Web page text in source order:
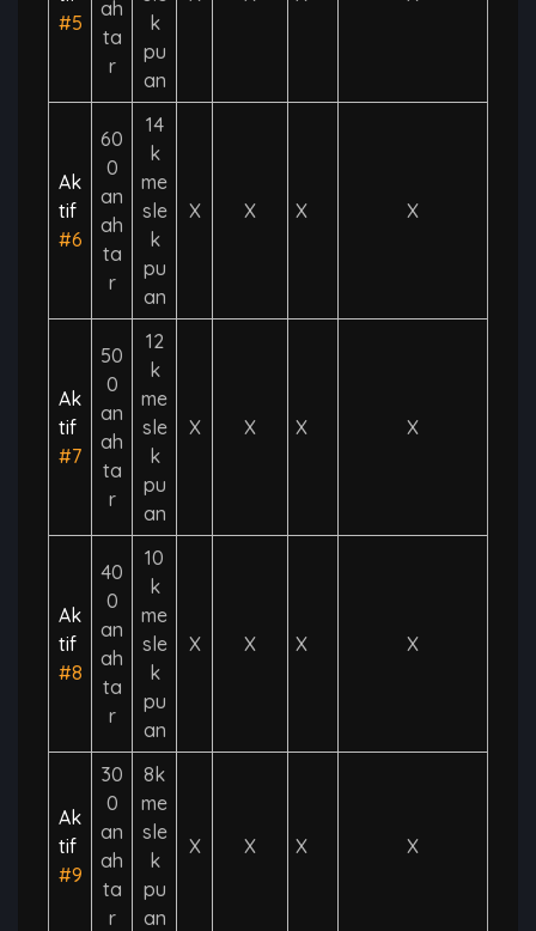
#5
ah
ta
r
k
pu
an
Ak
tif
#6
60
0
an
ah
ta
r
14
k
me
sle
k
pu
an
X X X X
Ak
tif
#7
50
0
an
ah
ta
r
12
k
me
sle
k
pu
an
X X X X
Ak
tif
#8
40
0
an
ah
ta
r
10
k
me
sle
k
pu
an
X X X X
Ak
tif
#9
30
0
an
ah
ta
r
8k
me
sle
k
pu
an
X X X X